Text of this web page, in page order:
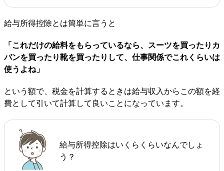
給与所得控除とは簡単に言うと
「これだけの給料をもらっているなら、スーツを買ったりカ
バンを買ったり靴を買ったりして、仕事関係でこれくらいは
使うよね」
という額で、税金を計算するときは給与収入からこの額を経
費として引いて計算して良いことになっています。
給与所得控除はいくらくらいなんでしょ
う？